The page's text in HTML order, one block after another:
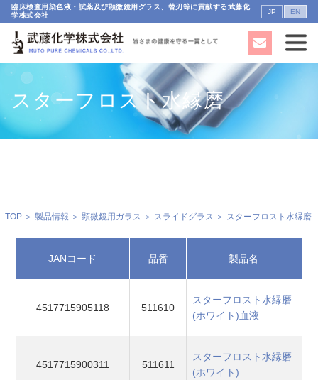
臨床検査用染色液・試薬及び顕微鏡用グラス、替刃等に貢献する武藤化
学株式会社
JP EN
スターフロスト水縁磨
TOP＞ 製品情報 ＞ 顕微鏡用ガラス ＞ スライドグラス ＞ スターフロスト水縁磨
JANコード 品番 製品名
4517715905118 511610
スターフロスト水縁磨
(ホワイト)血液
4517715900311 511611
スターフロスト水縁磨
(ホワイト)